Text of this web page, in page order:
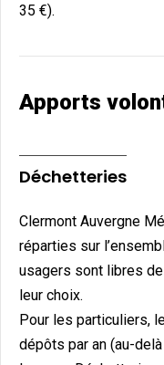
35 €).
Apports
Déchetteries
Clermont Auvergne
réparties sur
usagers sont libres
leur choix.
Pour les particuliers,
dépôts par an (au-